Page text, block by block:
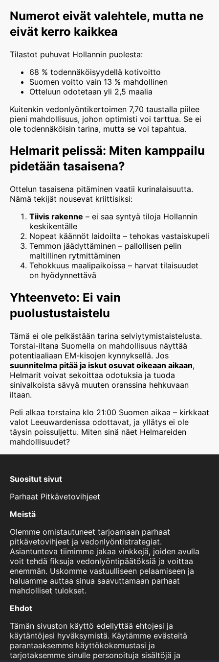
Numerot eivät valehtele, mutta ne
eivät kerro kaikkea
Tilastot puhuvat Hollannin puolesta:
68 % todennäköisyydellä kotivoitto
Suomen voitto vain 13 % mahdollinen
Otteluun odotetaan yli 2,5 maalia
Kuitenkin vedonlyöntikertoimen 7,70 taustalla piilee
pieni mahdollisuus, johon optimisti voi tarttua. Se ei
ole todennäköisin tarina, mutta se voi tapahtua.
Helmarit pelissä: Miten kamppailu
pidetään tasaisena?
Ottelun tasaisena pitäminen vaatii kurinalaisuutta.
Nämä tekijät nousevat kriittisiksi:
Tiivis rakenne – ei saa syntyä tiloja Hollannin
keskikentälle
Nopeat käännöt laidoilta – tehokas vastaiskupeli
Temmon jäädyttäminen – pallollisen pelin
maltillinen rytmittäminen
Tehokkuus maalipaikoissa – harvat tilaisuudet
on hyödynnettävä
Yhteenveto: Ei vain
puolustustaistelu
Tämä ei ole pelkästään tarina selviytymistaistelusta.
Torstai-iltana Suomella on mahdollisuus näyttää
potentiaaliaan EM-kisojen kynnyksellä. Jos
suunnitelma pitää ja iskut osuvat oikeaan aikaan,
Helmarit voivat sekoittaa odotuksia ja tuoda
sinivalkoista sävyä muuten oranssina hehkuvaan
iltaan.
Peli alkaa torstaina klo 21:00 Suomen aikaa – kirkkaat
valot Leeuwardenissa odottavat, ja yllätys ei ole
täysin poissuljettu. Miten sinä näet Helmareiden
mahdollisuudet?
Suositut sivut
Parhaat Pitkävetovihjeet
Meistä
Olemme omistautuneet tarjoamaan parhaat
pitkävetovihjeet ja vedonlyöntistrategiat.
Asiantunteva tiimimme jakaa vinkkejä, joiden avulla
voit tehdä fiksuja vedonlyöntipäätöksiä ja voittaa
enemmän. Uskomme vastuulliseen pelaamiseen ja
haluamme auttaa sinua saavuttamaan parhaat
mahdolliset tulokset.
Ehdot
Tämän sivuston käyttö edellyttää ehtojesi ja
käytäntöjesi hyväksymistä. Käytämme evästeitä
parantaaksemme käyttökokemustasi ja
tarjotaksemme sinulle personoituja sisältöjä ja